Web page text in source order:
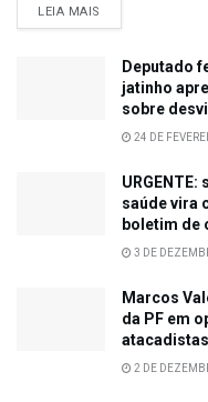
LEIA MAIS
Deputado
jatinho
sobre
24 DE
saúde vira
boletim de
3 DE
Marcos
da PF em
2 DE